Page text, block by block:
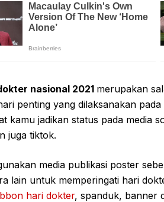
nasional 2021 merupakan
penting yang dilaksanakan
kamu jadikan status pada media
juga tiktok.
media publikasi poster
lain untuk memperingati hari
hari dokter, spanduk, banner